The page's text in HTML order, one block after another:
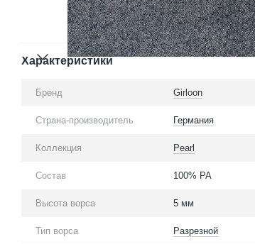
Характеристики
Бренд Girloon
Страна-производитель Германия
Коллекция Pearl
Состав 100% PA
Высота ворса 5 мм
Тип ворса Разрезной